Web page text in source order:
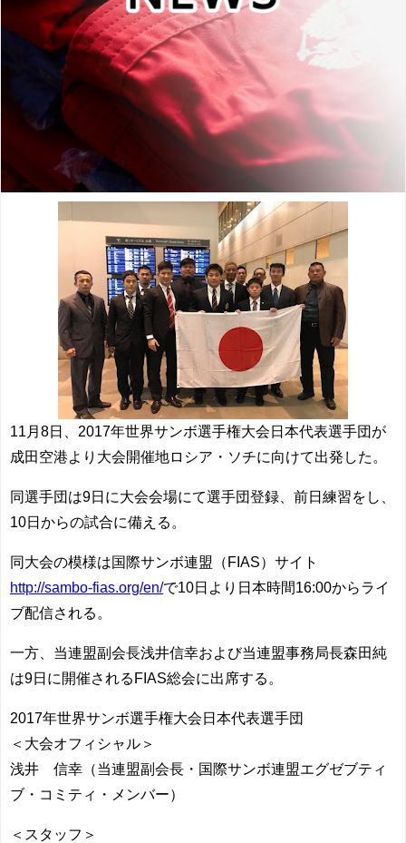
11月8日、2017年世界サンボ選手権大会日本代表選手団が
成田空港より大会開催地ロシア・ソチに向けて出発した。
同選手団は9日に大会会場にて選手団登録、前日練習をし、
10日からの試合に備える。
同大会の模様は国際サンボ連盟（FIAS）サイト
http://sambo-fias.org/en/で10日より日本時間16:00からライ
ブ配信される。
一方、当連盟副会長浅井信幸および当連盟事務局長森田純
は9日に開催されるFIAS総会に出席する。
2017年世界サンボ選手権大会日本代表選手団
＜大会オフィシャル＞
浅井 信幸（当連盟副会長・国際サンボ連盟エグゼブティ
ブ・コミティ・メンバー）
＜スタッフ＞